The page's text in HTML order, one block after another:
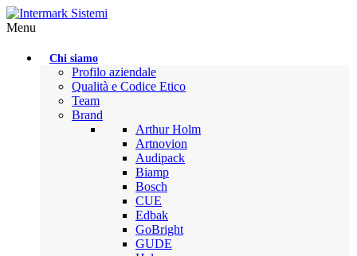
Menu
Chi siamo
Profilo aziendale
Qualità e Codice Etico
Team
Brand
Arthur Holm
Artnovion
Audipack
Biamp
Bosch
CUE
Edbak
GoBright
GUDE